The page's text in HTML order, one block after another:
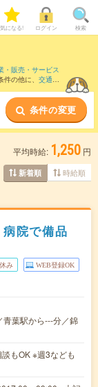
気になる! ログイン 検索
・販売・サービス
の他に、 交通費
条件の変更
平均時給: 1,250 円
新着順 時給順
院で備品
み WEB登録OK
葉駅から---分／錦
もOK ※週3なども